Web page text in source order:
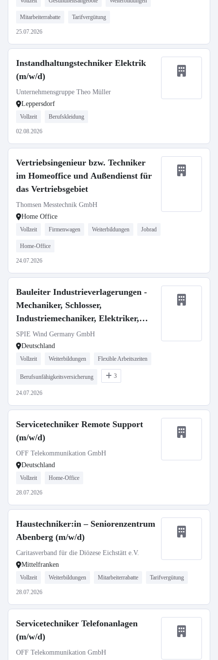
Mitarbeiterrabatte Tarifvergütung
25.07.2026
Instandhaltungstechniker Elektrik
(m/w/d)
Unternehmensgruppe Theo Müller
Leppersdorf
Vollzeit Berufskleidung
02.08.2026
Vertriebsingenieur bzw. Techniker
im Homeoffice und Außendienst für
das Vertriebsgebiet
Thomsen Messtechnik GmbH
Home Office
Vollzeit Firmenwagen Weiterbildungen Jobrad
Home-Office
24.07.2026
Bauleiter Industrieverlagerungen -
Mechaniker, Schlosser,
Industriemechaniker, Elektriker,
Techniker m/w/d
SPIE Wind Germany GmbH
Deutschland
Vollzeit Weiterbildungen Flexible Arbeitszeiten
Berufsunfähigkeitsversicherung 3
24.07.2026
Servicetechniker Remote Support
(m/w/d)
OFF Telekommunikation GmbH
Deutschland
Vollzeit Home-Office
28.07.2026
Haustechniker:in – Seniorenzentrum
Abenberg (m/w/d)
Caritasverband für die Diözese Eichstätt e.V.
Mittelfranken
Vollzeit Weiterbildungen Mitarbeiterrabatte Tarifvergütung
28.07.2026
Servicetechniker Telefonanlagen
(m/w/d)
OFF Telekommunikation GmbH